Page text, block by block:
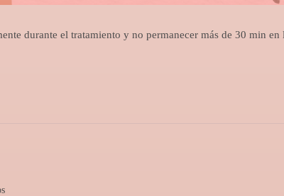
durante el tratamiento y no permanecer más de 30 min en